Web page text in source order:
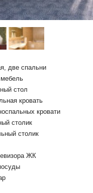
две спальни
стол
кровать
кровати
столик
столик
ЖК